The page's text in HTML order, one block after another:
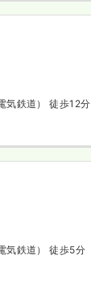
気鉄道） 徒歩12分
気鉄道） 徒歩5分